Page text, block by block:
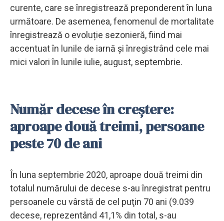
curente, care se înregistrează preponderent în luna
următoare. De asemenea, fenomenul de mortalitate
înregistrează o evoluție sezonieră, fiind mai
accentuat în lunile de iarnă și înregistrând cele mai
mici valori în lunile iulie, august, septembrie.
Număr decese în creștere:
aproape două treimi, persoane
peste 70 de ani
În luna septembrie 2020, aproape două treimi din
totalul numărului de decese s-au înregistrat pentru
persoanele cu vârstă de cel puţin 70 ani (9.039
decese, reprezentând 41,1% din total, s-au